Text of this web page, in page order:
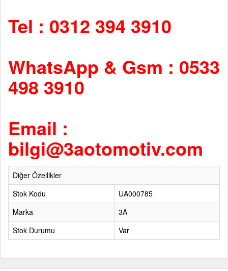
Tel : 0312 394 3910
WhatsApp & Gsm : 0533
498 3910
Email :
bilgi@3aotomotiv.com
Diğer Özellikler
Stok Kodu
UA000785
Marka
3A
Stok Durumu
Var